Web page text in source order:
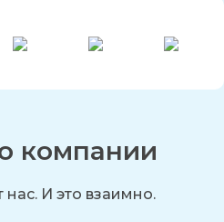
компании
И это взаимно.